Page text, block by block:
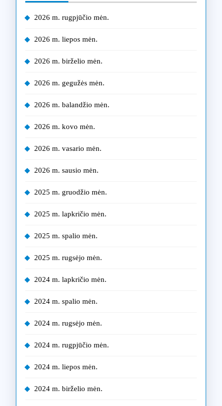
2026 m. rugpjūčio mėn.
2026 m. liepos mėn.
2026 m. birželio mėn.
2026 m. gegužės mėn.
2026 m. balandžio mėn.
2026 m. kovo mėn.
2026 m. vasario mėn.
2026 m. sausio mėn.
2025 m. gruodžio mėn.
2025 m. lapkričio mėn.
2025 m. spalio mėn.
2025 m. rugsėjo mėn.
2024 m. lapkričio mėn.
2024 m. spalio mėn.
2024 m. rugsėjo mėn.
2024 m. rugpjūčio mėn.
2024 m. liepos mėn.
2024 m. birželio mėn.